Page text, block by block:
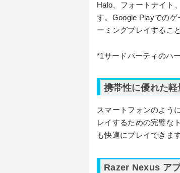
Halo、フォートナイト
す。Google Playでの
ーミングプレイするこ
*1サードパーティのハ
携帯性に優れた軽
スマートフォンのよう
レイするための完璧な
も快適にプレイできます
Razer Nexus ア